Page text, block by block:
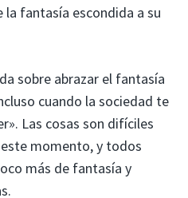
la fantasía escondida a su
sobre abrazar el fantasía
cuando la sociedad te
Las cosas son difíciles
momento, y todos
más de fantasía y